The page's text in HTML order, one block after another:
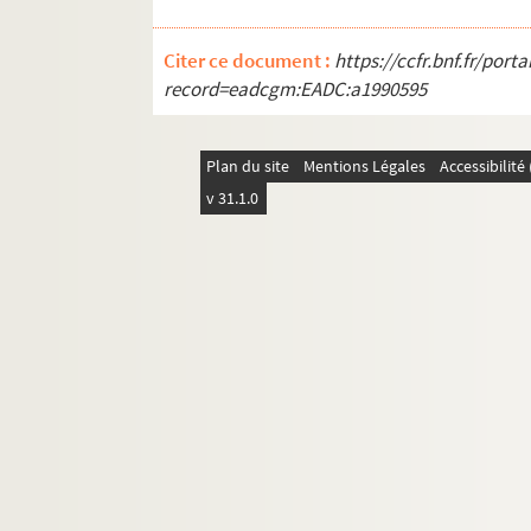
Ms. Piroux 99. Repaix
Ms. Piroux 100. Romont
Ms. Piroux 101. Roville-aux-Chênes
Ms. Piroux 103. Salonne
Ms. Piroux 104. Saulxures-sur-Moselotte
Citer ce document : https://ccfr.bnf.fr/
record=eadcgm:EADC:a1990595
Plan du site Mentions Légales
v 31.1.0